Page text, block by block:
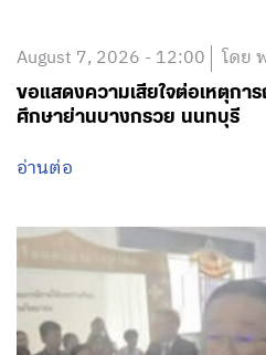
August 7, 2026 - 12:00 โดย
ขอแสดงความเสียใจต่อเหตุกา
ศึกษาย่านบางกรวย นนทบุรี
อ่านต่อ